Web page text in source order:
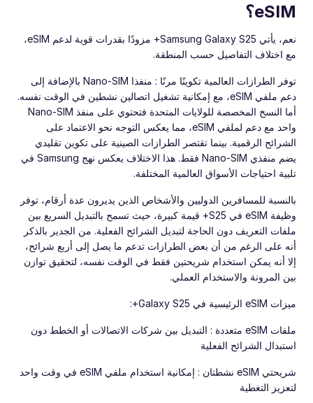
eSIM؟
نعم، يأتي Samsung Galaxy S25+ مزودًا بقدرات قوية لدعم eSIM،
مع اختلاف التفاصيل حسب المنطقة.
توفر الطرازات العالمية تكوينًا مرنًا : منفذا Nano-SIM بالإضافة إلى
دعم ملفي eSIM، مع إمكانية تشغيل اتصالين نشطين في الوقت نفسه.
أما النسخ المخصصة للولايات المتحدة فتحتوي على منفذ Nano-SIM
واحد مع دعم لملفي eSIM، مما يعكس التوجه نحو الاعتماد على
الشرائح الرقمية. بينما تقتصر الطرازات الصينية على تكوين تقليدي
يضم منفذي Nano-SIM فقط. هذا الاختلاف يعكس نهج Samsung في
تلبية احتياجات الأسواق العالمية المختلفة.
بالنسبة للمسافرين الدوليين والأشخاص الذين يديرون عدة أرقام، توفر
وظيفة eSIM في S25+ قيمة كبيرة، حيث تسمح بالتبديل السريع بين
ملفات التعريف دون الحاجة لتبديل الشرائح الفعلية. من الجدير بالذكر
أنه على الرغم من أن بعض الطرازات تدعم ما يصل إلى أربع شرائح،
إلا أنه يمكن استخدام شريحتين فقط في الوقت نفسه، لتحقيق توازن
بين المرونة والاستخدام العملي.
ميزات eSIM الرئيسية في Galaxy S25+:
ملفات eSIM متعددة : التبديل بين شركات الاتصالات أو الخطط دون
استبدال الشرائح الفعلية
شريحتي eSIM نشطتان : إمكانية استخدام ملفي eSIM في وقت واحد
لتعزيز التغطية